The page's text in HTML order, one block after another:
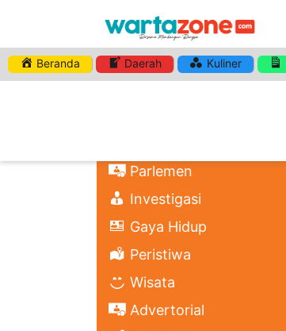
Beranda Daerah Kuliner
Parlemen
Investigasi
Gaya Hidup
Peristiwa
Wisata
Advertorial